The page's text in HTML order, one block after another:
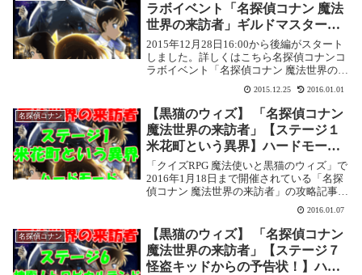
ラボイベント「名探偵コナン 魔法
世界の来訪者」ギルドマスター失
踪事件(前編)攻略情報！
2015年12月28日16:00から後編がスタート
しました。詳しくはこちら名探偵コナンコ
ラボイベント「名探偵コナン 魔法世界の来
訪者」遊び方イベントがたっぷり重なって
いるウィズにさらなるイベントが！！今回
は、名探偵コナンとのコラボイベント！...
2015.12.25 2016.01.01
名探偵コナン
【黒猫のウィズ】 「名探偵コナン
魔法世界の来訪者」【ステージ１
米花町という異界】ハードモード
攻略情報！
「クイズRPG 魔法使いと黒猫のウィズ」で
2016年1月18日まで開催されている「名探
偵コナン 魔法世界の来訪者」の攻略記事で
す。 ここではハードモードの【ステージ１
米花町という異界】を攻略します。ステー
ジ１ 米花町という異界（ハード）攻...
2016.01.07
名探偵コナン
【黒猫のウィズ】 「名探偵コナン
魔法世界の来訪者」【ステージ７
怪盗キッドからの予告状！】ハー